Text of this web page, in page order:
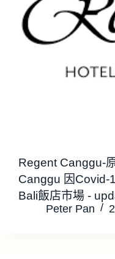
Regent Canggu-
Canggu 因Covid-
Bali飯店市場 -
Peter Pan